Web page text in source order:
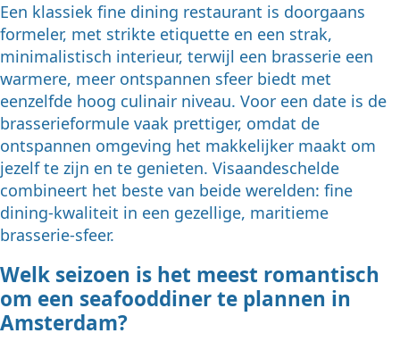
Een klassiek fine dining restaurant is doorgaans
formeler, met strikte etiquette en een strak,
minimalistisch interieur, terwijl een brasserie een
warmere, meer ontspannen sfeer biedt met
eenzelfde hoog culinair niveau. Voor een date is de
brasserieformule vaak prettiger, omdat de
ontspannen omgeving het makkelijker maakt om
jezelf te zijn en te genieten. Visaandeschelde
combineert het beste van beide werelden: fine
dining-kwaliteit in een gezellige, maritieme
brasserie-sfeer.
Welk seizoen is het meest romantisch
om een seafooddiner te plannen in
Amsterdam?